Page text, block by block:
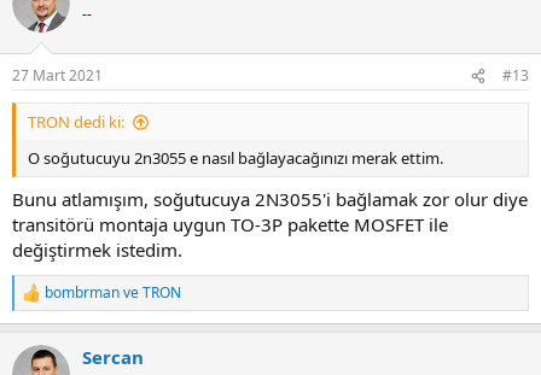
--
27 Mart 2021 #13
TRON dedi ki:
O soğutucuyu 2n3055 e nasıl bağlayacağınızı merak ettim.
Bunu atlamışım, soğutucuya 2N3055'i bağlamak zor olur diye
transitörü montaja uygun TO-3P pakette MOSFET ile
değiştirmek istedim.
R
e
c
bombrmanveTRON
Sercan